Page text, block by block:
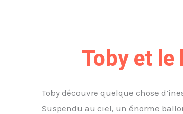
Toby et le
Toby découvre quelque chose
Suspendu au ciel, un énorme